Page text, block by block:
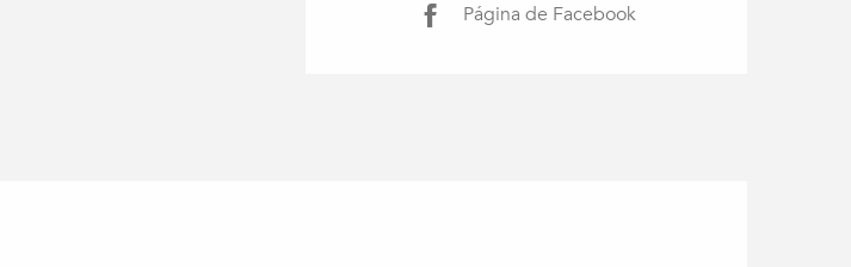
Página de Facebook